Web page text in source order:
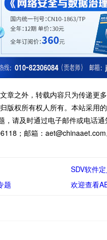
章之外，转载内容只为传递更
版权所有权人所有。本站采用
，请及时通过电子邮件或电话
；邮箱：aet@chinaaet.com
SDV软件
题
欢迎查看